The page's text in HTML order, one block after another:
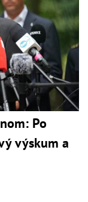
Po
výskum a